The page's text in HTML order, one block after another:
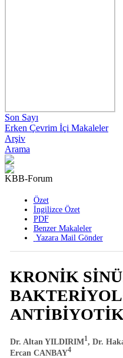
Son Sayı
Erken Çevrim İçi Makaleler
Arşiv
Arama
KBB-Forum
Özet
İngilizce Özet
PDF
Benzer Makaleler
Yazara Mail Gönder
KRONİK
Dr. Altan YILDIRIM1 , Dr.
Ercan CANBAY4